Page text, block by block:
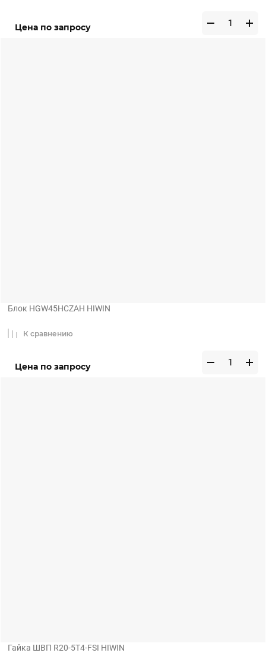
Цена по запросу
Блок HGW45HCZAH HIWIN
Цена по запросу
К сравнению
Гайка ШВП R20-5T4-FSI HIWIN